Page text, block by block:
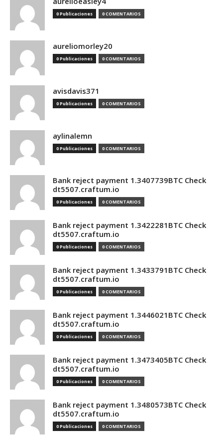
0 Publicaciones 0 COMENTARIOS
aureliomorley20
0 Publicaciones 0 COMENTARIOS
avisdavis371
0 Publicaciones 0 COMENTARIOS
aylinalemn
0 Publicaciones 0 COMENTARIOS
Bank reject payment 1.3407739BTC Check
dt5507.craftum.io
0 Publicaciones 0 COMENTARIOS
Bank reject payment 1.3422281BTC Check
dt5507.craftum.io
0 Publicaciones 0 COMENTARIOS
Bank reject payment 1.3433791BTC Check
dt5507.craftum.io
0 Publicaciones 0 COMENTARIOS
Bank reject payment 1.3446021BTC Check
dt5507.craftum.io
0 Publicaciones 0 COMENTARIOS
Bank reject payment 1.3473405BTC Check
dt5507.craftum.io
0 Publicaciones 0 COMENTARIOS
Bank reject payment 1.3480573BTC Check
dt5507.craftum.io
0 Publicaciones 0 COMENTARIOS